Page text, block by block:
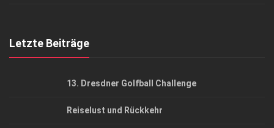
Letzte Beiträge
13. Dresdner Golfball Challenge
Reiselust und Rückkehr